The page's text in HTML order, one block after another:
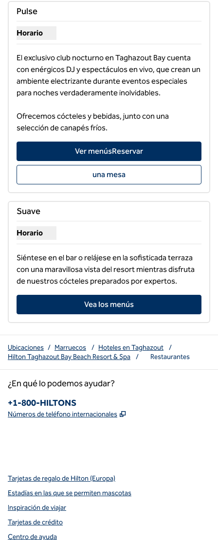
1 de 4
imagen anterior
Pulse
Horario
Mostrar horas para Pulse
El exclusivo club nocturno en Taghazout Bay cuenta
con enérgicos DJ y espectáculos en vivo, que crean un
ambiente electrizante durante eventos especiales
para noches verdaderamente inolvidables.
Ofrecemos cócteles y bebidas, junto con una
selección de canapés fríos.
Ver menúsReservar
una mesa
1/3
1 de 3
imagen anterior
Suave
Horario
Mostrar horarios para Suave
Siéntese en el bar o relájese en la sofisticada terraza
con una maravillosa vista del resort mientras disfruta
de nuestros cócteles preparados por expertos.
Vea los menús
Ubicaciones / Marruecos / Hoteles en Taghazout
/
Hilton Taghazout Bay Beach Resort & Spa
/ Restaurantes
¿En qué lo podemos ayudar?
Teléfono:
+1-800-HILTONS
Números de teléfono internacionales ,
Tarjetas de regalo de Hilton (Europa)
Estadías en las que se permiten mascotas
Inspiración de viajar
Tarjetas de crédito
Centro de ayuda